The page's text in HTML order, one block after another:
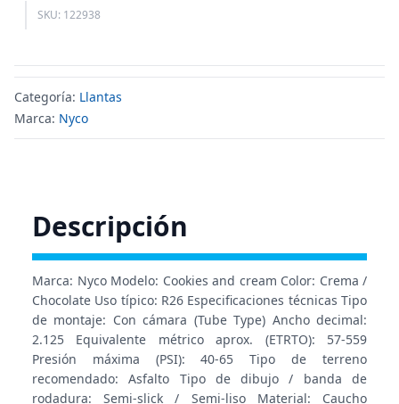
SKU: 122938
Categoría: Llantas
Marca: Nyco
Descripción
Marca: Nyco Modelo: Cookies and cream Color: Crema /
Chocolate Uso típico: R26 Especificaciones técnicas Tipo
de montaje: Con cámara (Tube Type) Ancho decimal:
2.125 Equivalente métrico aprox. (ETRTO): 57-559
Presión máxima (PSI): 40-65 Tipo de terreno
recomendado: Asfalto Tipo de dibujo / banda de
rodadura: Semi-slick / Semi-liso Material: Caucho